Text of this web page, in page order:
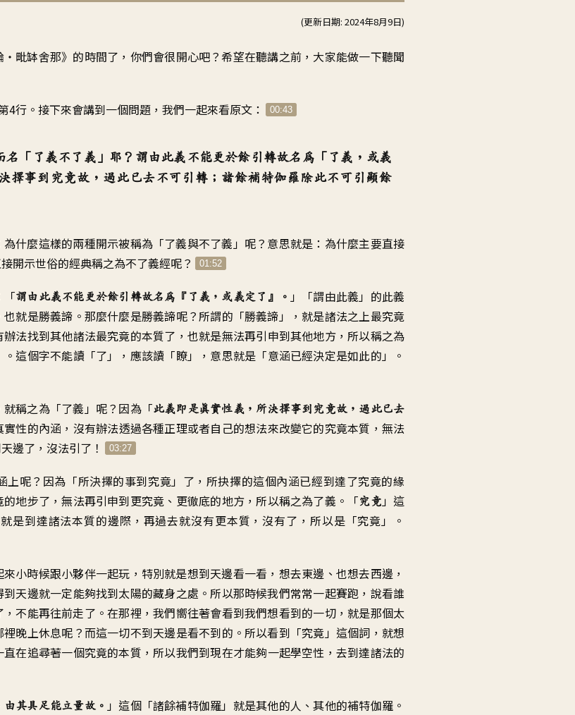
(更新日期: 2024年8月9日)
‧毗缽舍那》的時間了 ， 你們會很開心吧？希望在聽講之前 ， 大家能做一下聽聞
4行 。 接下來會講到一個問題 ， 我們一起來看原文 ： 00:43
名「了義不了義」耶 ？ 謂由此義不能更於餘引轉故名為「了義，或義
擇事到究竟故 ， 過此已去不可引轉 ； 諸餘補特伽羅除此不可引顯餘
為什麼這樣的兩種開示被稱為「了義與不了義」呢？ 意思就是 ： 為什麼主要直接
開示世俗的經典稱之為不了義經呢？ 01:52
「謂由此義不能更於餘引轉故名為『了義，或義定了 』。 」「謂由此義」的此義
也就是勝義諦 。 那麼什麼是勝義諦呢？所謂的「勝義諦」，就是諸法之上最究竟
辦法找到其他諸法最究竟的本質了 ， 也就是無法再引申到其他地方，所以稱之為
這個字不能讀「了」，應該讀「瞭」， 意思就是 「意涵已經決定是如此的」。
就稱之為「了義」呢？ 因為「此義即是真實性義 ， 所決擇事到究竟故 ， 過此已去
實性的內涵 ， 沒有辦法透過各種正理或者自己的想法來改變它的究竟本質 ， 無法
邊了，沒法引了 ！ 03:27
上呢？ 因為「所決擇的事到究竟」了 ， 所抉擇的這個內涵已經到達了究竟的緣
的地步了 ，無法再引申到更究竟、更徹底的地方 ，所以稱之為了義 。「究竟」這
是到達諸法本質的邊際 ， 再過去就沒有更本質，沒有了 ， 所以是「究竟」。
來小時候跟小夥伴一起玩 ， 特別就是想到天邊看一看 ， 想去東邊、也想去西邊 ，
到天邊就一定能夠找到太陽的藏身之處 。所以那時候我們常常一起賽跑 ， 說看誰
， 不能再往前走了 。在那裡，我們嚮往著會看到我們想看到的一切，就是那個太
裡晚上休息呢 ？而這一切不到天邊是看不到的 。所以看到「究竟」這個詞 ， 就想
直在追尋著一個究竟的本質 ，所以我們到現在才能夠一起學空性 ， 去到達諸法的
由其具足能立量故 。 」 這個「諸餘補特伽羅」就是其他的人、其他的補特伽羅 。